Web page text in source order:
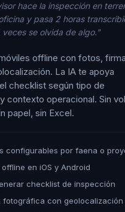
hace la inspección en
y pasa 2 horas
veces se olvida de algo."
offline con fotos, firma
La IA te apoya
checklist según tipo de
contexto operacional. Sin
papel, sin Excel.
configurables por faena o
en iOS y Android
checklist de inspección
fotográfica con geolocalización